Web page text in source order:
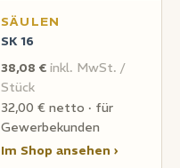
SÄULEN
SK 16
38,08 € inkl. MwSt. /
Stück
32,00 € netto · für
Gewerbekunden
Im Shop ansehen ›